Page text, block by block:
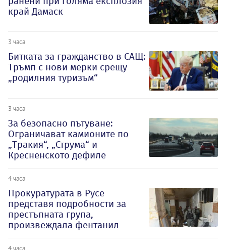
край Дамаск
3 часа
Битката за гражданство в САЩ:
Тръмп с нови мерки срещу
„родилния туризъм“
3 часа
За безопасно пътуване:
Ограничават камионите по
„Тракия“, „Струма“ и
Кресненското дефиле
4 часа
Прокуратурата в Русе
представя подробности за
престъпната група,
произвеждала фентанил
4 часа